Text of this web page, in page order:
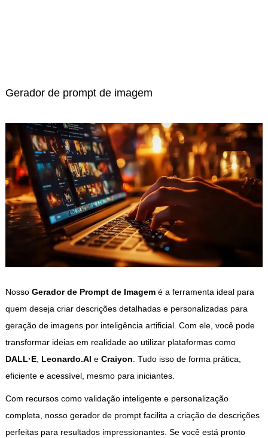
Gerador de prompt de imagem
Nosso Gerador de Prompt de Imagemé a ferramenta ideal para
quem deseja criar descrições detalhadas e personalizadas para
geração de imagens por inteligência artificial. Com ele, você pode
transformar ideias em realidade ao utilizar plataformas como
DALL·E, Leonardo.AI e Craiyon . Tudo isso de forma prática,
eficiente e acessível, mesmo para iniciantes.
Com recursos como validação inteligente e personalização
completa, nosso gerador de prompt facilita a criação de descrições
perfeitas para resultados impressionantes. Se você está pronto